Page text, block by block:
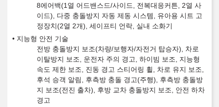
8에어백(1열 어드밴스드/사이드, 전복대응커튼, 2열 사
이드), 다중 충돌방지 자동 제동 시스템, 유아용 시트 고
정장치(2열 2개), 세이프티 언락, 실내 소화기
지능형 안전 기술
전방 충돌방지 보조(차량/보행자/자전거 탑승자), 차로
이탈방지 보조, 운전자 주의 경고, 하이빔 보조, 지능형
속도 제한 보조, 진동 경고 스티어링 휠, 차로 유지 보조,
후석 승객 알림, 후측방 충돌 경고(주행), 후측방 충돌방
지 보조(전진 출차), 후방 교차 충돌방지 보조, 안전 하차
경고